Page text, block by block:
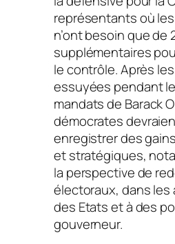
représentants où
n’ont besoin que de
supplémentaires
le contrôle. Après
essuyées pendant
mandats de Barack
démocrates
enregistrer des
et stratégiques,
la perspective de
électoraux, dans les
des Etats et à des
gouverneur.